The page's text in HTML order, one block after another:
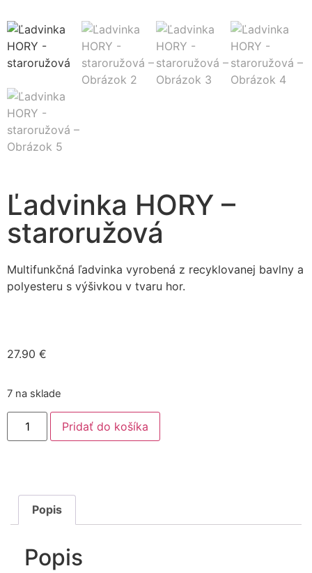
Ľadvinka HORY –
staroružová
Multifunkčná ľadvinka vyrobená z recyklovanej bavlny a
polyesteru s výšivkou v tvaru hor.
27.90 €
7 na sklade
Pridať do košíka
Popis
Popis